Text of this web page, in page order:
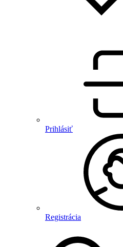
Prihlásiť
Registrácia